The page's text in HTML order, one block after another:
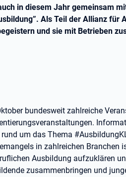
in diesem Jahr gemeinsam
Als Teil der Allianz für
und sie mit Betrieben
bundesweit zahlreiche
um das Thema
in zahlreichen Branchen
Ausbildung aufzuklären
zusammenbringen und